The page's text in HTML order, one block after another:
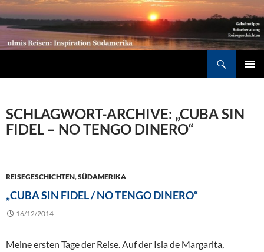
SCHLAGWORT-ARCHIVE: „CUBA SIN
FIDEL – NO TENGO DINERO“
REISEGESCHICHTEN,SÜDAMERIKA
„CUBA SIN FIDEL / NO TENGO DINERO“
16/12/2014
Meine ersten Tage der Reise. Auf der Isla de Margarita,